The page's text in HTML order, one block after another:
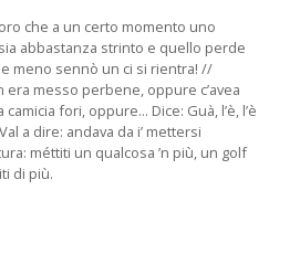
che a un certo momento uno
abbastanza strinto e quello perde
meno sennò un ci si rientra! //
era messo perbene, oppure c’avea
fori, oppure... Dice: Guà, l’è, l’è
a dire: andava da i’ mettersi
méttiti un qualcosa ’n più, un golf
di più.